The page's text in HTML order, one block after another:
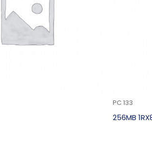
PC 133
256MB